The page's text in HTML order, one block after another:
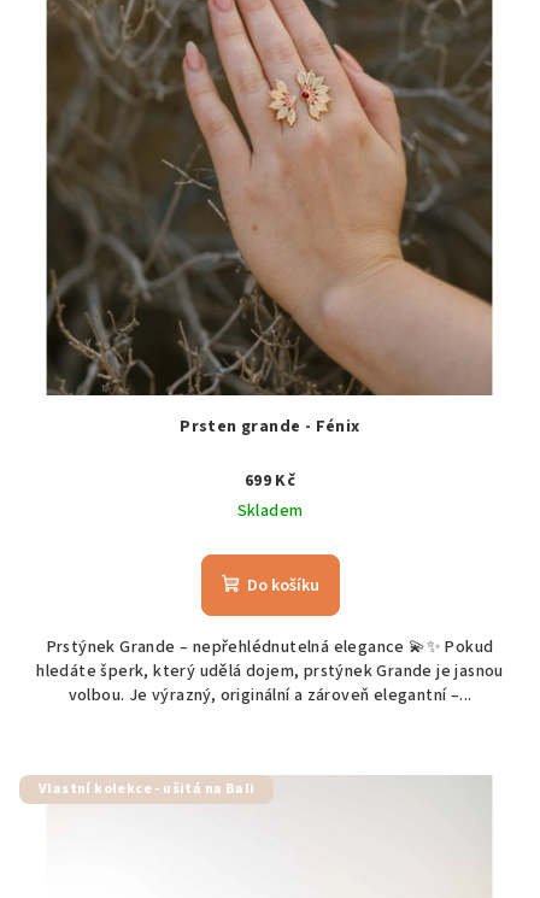
Prsten grande - Fénix
699 Kč
Skladem
Do košíku
Prstýnek Grande – nepřehlédnutelná elegance 💫✨ Pokud
hledáte šperk, který udělá dojem, prstýnek Grande je jasnou
volbou. Je výrazný, originální a zároveň elegantní –...
Vlastní kolekce - ušitá na Bali